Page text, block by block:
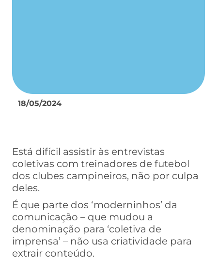
18/05/2024
Está difícil assistir às entrevistas
coletivas com treinadores de futebol
dos clubes campineiros, não por culpa
deles.
É que parte dos ‘moderninhos’ da
comunicação – que mudou a
denominação para ‘coletiva de
imprensa’ – não usa criatividade para
extrair conteúdo.